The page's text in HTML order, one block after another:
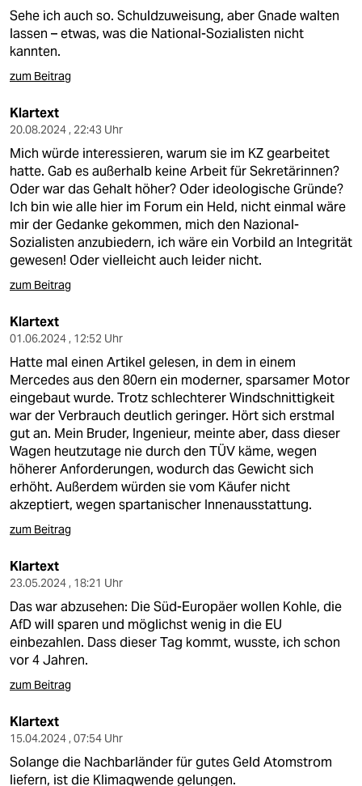
Sehe ich auch so. Schuldzuweisung, aber Gnade walten
lassen – etwas, was die National-Sozialisten nicht
kannten.
zum Beitrag
Klartext
20.08.2024 , 22:43 Uhr
Mich würde interessieren, warum sie im KZ gearbeitet
hatte. Gab es außerhalb keine Arbeit für Sekretärinnen?
Oder war das Gehalt höher? Oder ideologische Gründe?
Ich bin wie alle hier im Forum ein Held, nicht einmal wäre
mir der Gedanke gekommen, mich den Nazional-
Sozialisten anzubiedern, ich wäre ein Vorbild an Integrität
gewesen! Oder vielleicht auch leider nicht.
zum Beitrag
Klartext
01.06.2024 , 12:52 Uhr
Hatte mal einen Artikel gelesen, in dem in einem
Mercedes aus den 80ern ein moderner, sparsamer Motor
eingebaut wurde. Trotz schlechterer Windschnittigkeit
war der Verbrauch deutlich geringer. Hört sich erstmal
gut an. Mein Bruder, Ingenieur, meinte aber, dass dieser
Wagen heutzutage nie durch den TÜV käme, wegen
höherer Anforderungen, wodurch das Gewicht sich
erhöht. Außerdem würden sie vom Käufer nicht
akzeptiert, wegen spartanischer Innenausstattung.
zum Beitrag
Klartext
23.05.2024 , 18:21 Uhr
Das war abzusehen: Die Süd-Europäer wollen Kohle, die
AfD will sparen und möglichst wenig in die EU
einbezahlen. Dass dieser Tag kommt, wusste, ich schon
vor 4 Jahren.
zum Beitrag
Klartext
15.04.2024 , 07:54 Uhr
Solange die Nachbarländer für gutes Geld Atomstrom
liefern, ist die Klimaqwende gelungen.